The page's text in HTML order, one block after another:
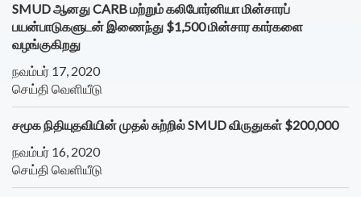
SMUD ஆனது CARB மற்றும் கலிபோர்னியா மின்சாரப்
பயன்பாடுகளுடன் இணைந்து $1,500 மின்சார கார்களை
வழங்குகிறது
நவம்பர் 17, 2020
செய்தி வெளியீடு
சமூக நிதியுதவியின் முதல் சுற்றில் SMUD விருதுகள் $200,000
நவம்பர் 16, 2020
செய்தி வெளியீடு